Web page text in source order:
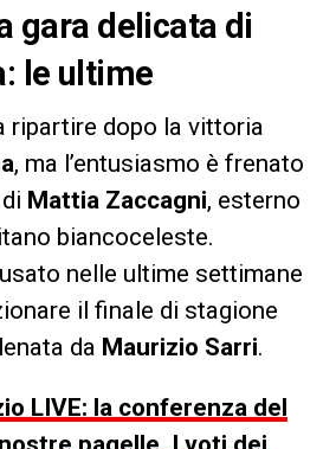
gara delicata di
le ultime
ripartire dopo la vittoria
, ma l’entusiasmo è frenato
Mattia Zaccagni, esterno
biancoceleste.
nelle ultime settimane
il finale di stagione
da Maurizio Sarri.
LIVE: la conferenza del